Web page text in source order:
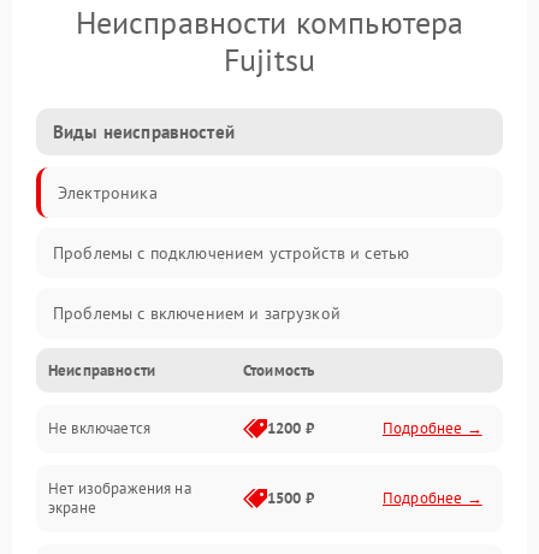
Неисправности компьютера
Fujitsu
Виды неисправностей
Электроника
Проблемы с подключением устройств и сетью
Проблемы с включением и загрузкой
Проблемы с изображением и монитором
Проблемы с производительностью и стабильностью
Прочие специфичные проблемы
Неисправности Стоимость
Не включается 1200 ₽ Подробнее →
Нет изображения на
экране
1500 ₽ Подробнее →